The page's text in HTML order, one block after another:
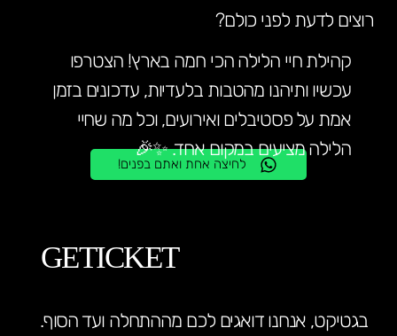
לחיצה אחת ואתם בפנים!
קהילת חיי הלילה הכי חמה בארץ! הצטרפו
עכשיו ותיהנו מהטבות בלעדיות, עדכונים בזמן
אמת על פסטיבלים ואירועים, וכל מה שחיי
הלילה מציעים במקום אחד. ✨🎉
רוצים לדעת לפני כולם?
GETICKET
בגטיקט, אנחנו דואגים לכם מההתחלה ועד הסוף.